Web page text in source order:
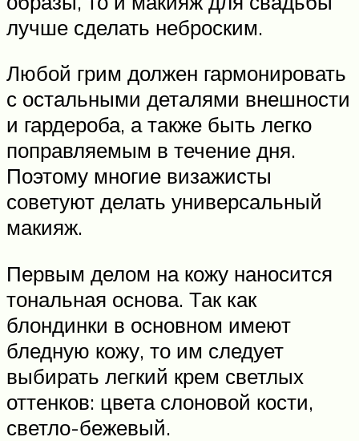
лучше сделать неброским.
Любой грим должен гармонировать
с остальными деталями внешности
и гардероба, а также быть легко
поправляемым в течение дня.
Поэтому многие визажисты
советуют делать универсальный
макияж.
Первым делом на кожу наносится
тональная основа. Так как
блондинки в основном имеют
бледную кожу, то им следует
выбирать легкий крем светлых
оттенков: цвета слоновой кости,
светло-бежевый.